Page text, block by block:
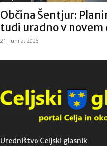
Občina Šentjur:
tudi uradno v novem
21. junija, 2026
Uredništvo Celjski glasnik